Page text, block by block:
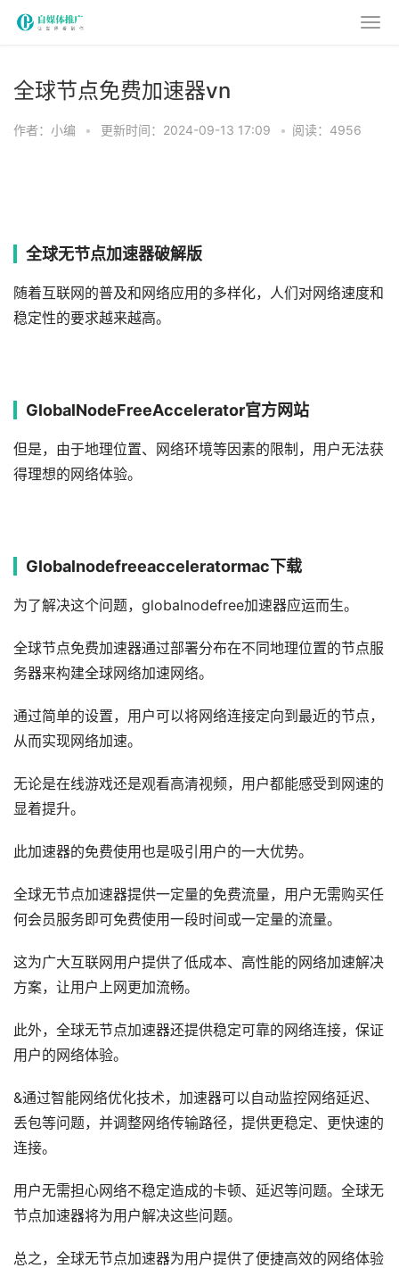
全球节点免费加速器vn
作者：小编 • 更新时间：2024-09-13 17:09 • 阅读：4956
全球无节点加速器破解版
随着互联网的普及和网络应用的多样化，人们对网络速度和
稳定性的要求越来越高。
GlobalNodeFreeAccelerator官方网站
但是，由于地理位置、网络环境等因素的限制，用户无法获
得理想的网络体验。
Globalnodefreeacceleratormac下载
为了解决这个问题，globalnodefree加速器应运而生。
全球节点免费加速器通过部署分布在不同地理位置的节点服
务器来构建全球网络加速网络。
通过简单的设置，用户可以将网络连接定向到最近的节点，
从而实现网络加速。
无论是在线游戏还是观看高清视频，用户都能感受到网速的
显着提升。
此加速器的免费使用也是吸引用户的一大优势。
全球无节点加速器提供一定量的免费流量，用户无需购买任
何会员服务即可免费使用一段时间或一定量的流量。
这为广大互联网用户提供了低成本、高性能的网络加速解决
方案，让用户上网更加流畅。
此外，全球无节点加速器还提供稳定可靠的网络连接，保证
用户的网络体验。
&通过智能网络优化技术，加速器可以自动监控网络延迟、
丢包等问题，并调整网络传输路径，提供更稳定、更快速的
连接。
用户无需担心网络不稳定造成的卡顿、延迟等问题。全球无
节点加速器将为用户解决这些问题。
总之，全球无节点加速器为用户提供了便捷高效的网络体验